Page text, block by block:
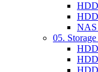
HDD
HDD
NAS
05.